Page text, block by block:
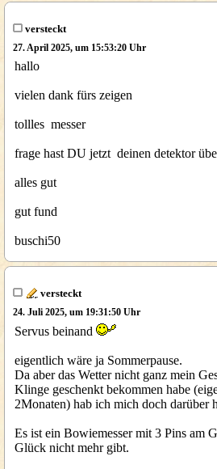
versteckt
27. April 2025, um 15:53:20 Uhr
hallo
vielen dank fürs zeigen
tollles messer
frage hast DU jetzt deinen detektor
alles gut
gut fund
buschi50
versteckt
24. Juli 2025, um 19:31:50 Uhr
Servus beinand
eigentlich wäre ja Sommerpause.
Da aber das Wetter nicht ganz mein
Klinge geschenkt bekommen habe
2Monaten) hab ich mich doch darüber
Es ist ein Bowiemesser mit 3 Pins am
Glück nicht mehr gibt.